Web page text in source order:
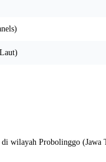
wilayah Probolinggo (Jawa